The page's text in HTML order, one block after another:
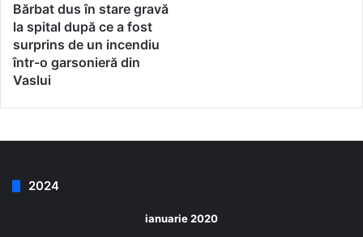
Bărbat dus în stare gravă
la spital după ce a fost
surprins de un incendiu
într-o garsonieră din
Vaslui
2024
ianuarie 2020